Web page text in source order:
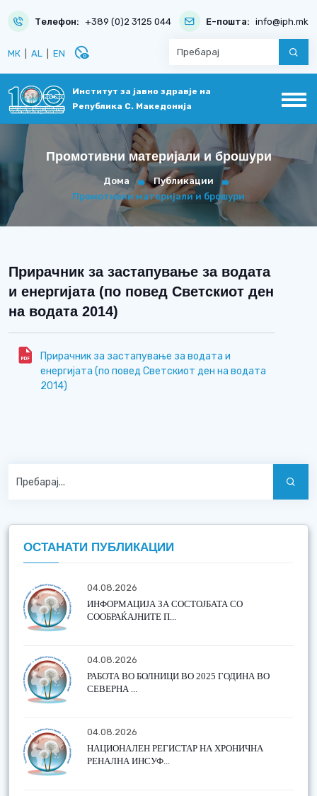
Телефон: +389 (0)2 3125 044 Е-пошта: info@iph.mk
МК AL EN disabled_visible
Институт за јавно здравје на
Република С. Македонија
Промотивни материјали и брошури
Дома
Публикации
Промотивни материјали и брошури
Прирачник за застапување за водата
и енергијата (по повед Светскиот ден
на водата 2014)
Прирачник за застапување за водата и
енергијата (по повед Светскиот ден на водата
2014)
ОСТАНАТИ ПУБЛИКАЦИИ
04.08.2026
ИНФОРМАЦИЈА ЗА СОСТОЈБАТА СО
СООБРАЌАЈНИТЕ П...
04.08.2026
РАБОТА ВО БОЛНИЦИ ВО 2025 ГОДИНА ВО
СЕВЕРНА ...
04.08.2026
НАЦИОНАЛЕН РЕГИСТАР НА ХРОНИЧНА
РЕНАЛНА ИНСУФ...